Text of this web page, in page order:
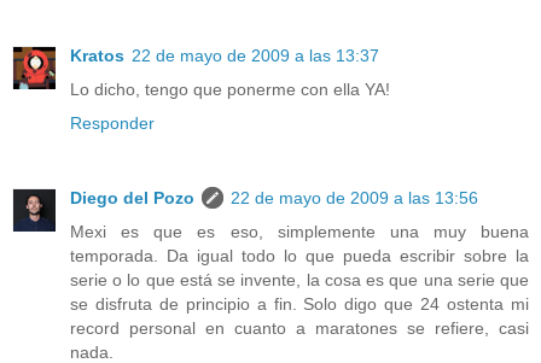
Kratos 22 de mayo de 2009 a las 13:37
Lo dicho, tengo que ponerme con ella YA!
Responder
Diego del Pozo
22 de mayo de 2009 a las 13:56
Mexi es que es eso, simplemente una muy buena
temporada. Da igual todo lo que pueda escribir sobre la
serie o lo que está se invente, la cosa es que una serie que
se disfruta de principio a fin. Solo digo que 24 ostenta mi
record personal en cuanto a maratones se refiere, casi
nada.